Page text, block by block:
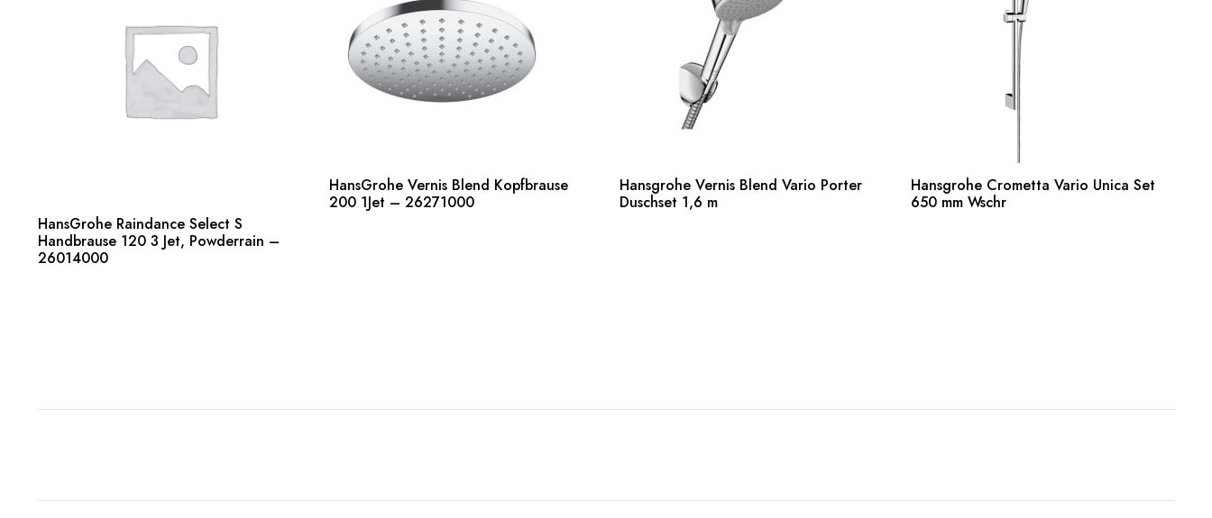
HansGrohe Raindance Select S
Handbrause 120 3 Jet, Powderrain –
26014000
Weiterlesen
HansGrohe Vernis Blend Kopfbrause
200 1Jet – 26271000
Weiterlesen
Hansgrohe Vernis Blend Vario Porter
Duschset 1,6 m
Weiterlesen
Hansgrohe Crometta Vario Unica Set
650 mm Wschr
Weiterlesen